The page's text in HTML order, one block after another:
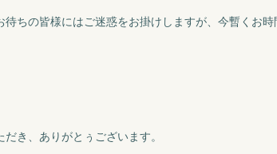
待ちの皆様にはご迷惑をお掛けしますが、今暫くお
だき、ありがとぅございます。